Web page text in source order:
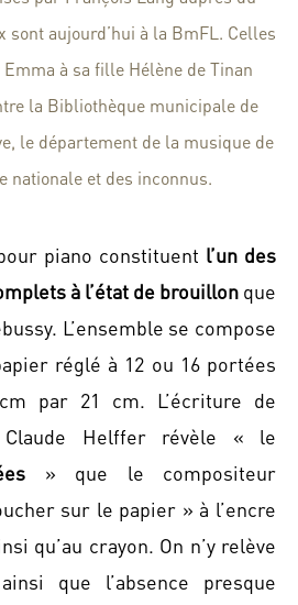
aujourd’hui à la BmFL. Celles
à sa fille Hélène de Tinan
la Bibliothèque municipale de
le département de la musique de
nationale et des inconnus.
piano constituent l’un des
à l’état de brouillon que
L’ensemble se compose
réglé à 12 ou 16 portées
par 21 cm. L’écriture de
Claude Helffer révèle « le
» que le compositeur
sur le papier » à l’encre
qu’au crayon. On n’y relève
que l’absence presque